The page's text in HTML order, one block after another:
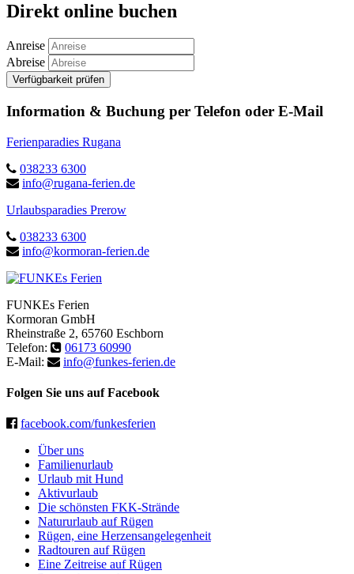
Direkt online buchen
Anreise
Abreise
Verfügbarkeit prüfen
Information & Buchung per Telefon oder E-Mail
Ferienparadies Rugana
038233 6300
info@rugana-ferien.de
Urlaubsparadies Prerow
038233 6300
info@kormoran-ferien.de
FUNKEs Ferien
Kormoran GmbH
Rheinstraße 2, 65760 Eschborn
Telefon:
06173 60990
E-Mail:
info@funkes-ferien.de
Folgen Sie uns auf Facebook
facebook.com/funkesferien
Über uns
Familienurlaub
Urlaub mit Hund
Aktivurlaub
Die schönsten FKK-Strände
Natururlaub auf Rügen
Rügen, eine Herzensangelegenheit
Radtouren auf Rügen
Eine Zeitreise auf Rügen